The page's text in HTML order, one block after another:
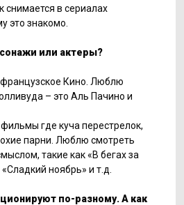
снимается в сериалах
это знакомо.
или актеры?
Кино. Люблю
– это Аль Пачино и
где куча перестрелок,
парни. Люблю смотреть
такие как «В бегах за
ноябрь» и т.д.
по-разному. А как